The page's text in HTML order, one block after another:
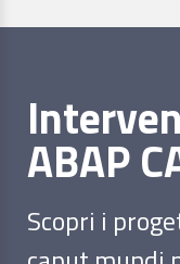
ABAP
Scopri i